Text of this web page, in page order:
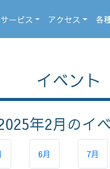
サービス アクセス 各
イベント
年2月 のイ
6月 7月